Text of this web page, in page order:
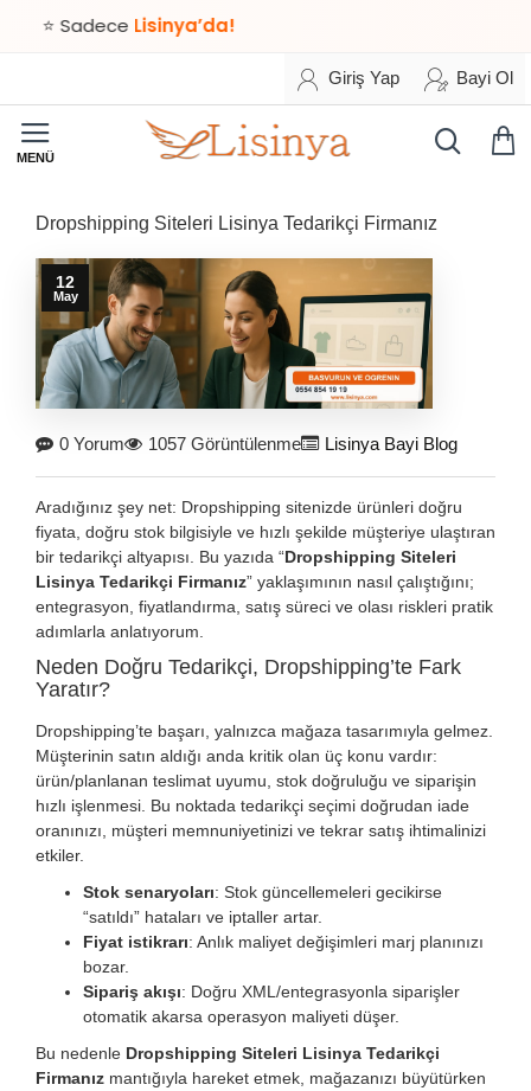
Lisinya’da!
Giriş Yap Bayi Ol
Dropshipping Siteleri Lisinya Tedarikçi Firmanız
12
May
0 Yorum 1057 Görüntülenme Lisinya Bayi Blog
Aradığınız şey net: Dropshipping sitenizde ürünleri doğru
fiyata, doğru stok bilgisiyle ve hızlı şekilde müşteriye ulaştıran
bir tedarikçi altyapısı. Bu yazıda “Dropshipping Siteleri
Lisinya Tedarikçi Firmanız” yaklaşımının nasıl çalıştığını;
entegrasyon, fiyatlandırma, satış süreci ve olası riskleri pratik
adımlarla anlatıyorum.
Neden Doğru Tedarikçi, Dropshipping’te Fark
Yaratır?
Dropshipping’te başarı, yalnızca mağaza tasarımıyla gelmez.
Müşterinin satın aldığı anda kritik olan üç konu vardır:
ürün/planlanan teslimat uyumu, stok doğruluğu ve siparişin
hızlı işlenmesi. Bu noktada tedarikçi seçimi doğrudan iade
oranınızı, müşteri memnuniyetinizi ve tekrar satış ihtimalinizi
etkiler.
Stok senaryoları: Stok güncellemeleri gecikirse
“satıldı” hataları ve iptaller artar.
Fiyat istikrarı: Anlık maliyet değişimleri marj planınızı
bozar.
Sipariş akışı: Doğru XML/entegrasyonla siparişler
otomatik akarsa operasyon maliyeti düşer.
Bu nedenle Dropshipping Siteleri Lisinya Tedarikçi
Firmanız mantığıyla hareket etmek, mağazanızı büyütürken